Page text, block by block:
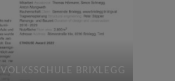
VOLKSSCHULE BRIXLEGG